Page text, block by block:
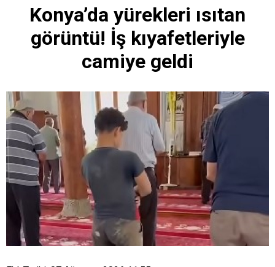
Konya’da yürekleri ısıtan
görüntü! İş kıyafetleriyle
camiye geldi